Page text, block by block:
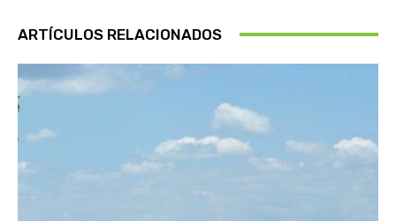
ARTÍCULOS RELACIONADOS